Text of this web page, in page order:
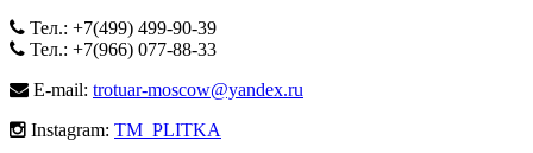
Тел.: +7(499) 499-90-39
Тел.: +7(966) 077-88-33
E-mail: trotuar-moscow@yandex.ru
Instagram: TM_PLITKA